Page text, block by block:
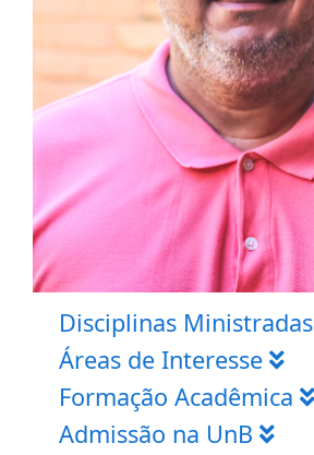
Disciplinas Ministradas
Áreas de Interesse
Formação Acadêmica
Admissão na UnB